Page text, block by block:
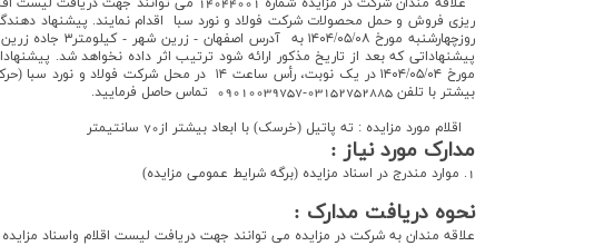
پایداری
سهامداران
ارتباط با ما
روزچهارشنبه
مورخ ۱۴۰۴/۰۵/۰۴ در یک نوبت، رأس ساعت ۱۴ در
بيشتر با تلفن 03152752885-09010039757 تماس حاصل فرماييد.
اقلام مورد مزایده : ته پاتیل (خرسک) با ابعاد بیشتر از70 سانتیمتر
مدارک مورد نیاز :
1. موارد مندرج در اسناد مزایده (برگه شرایط عمومی مزایده)
نحوه دریافت مدارک :
علاقه مندان به شركت در مزايده مي توانند جهت دریافت ليست اقلام واسناد